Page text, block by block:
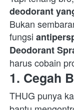
deodorant
Bukan
fungsi
Deodorant
harus cobain
1. Cegah
THUG punya